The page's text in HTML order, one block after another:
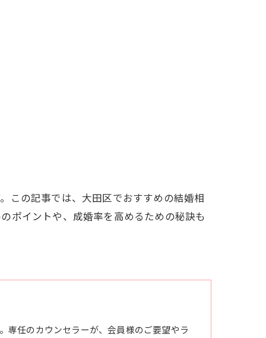
この記事では、大田区でおすすめの結婚相
ポイントや、成婚率を高めるための秘訣も
専任のカウンセラーが、会員様のご要望やラ